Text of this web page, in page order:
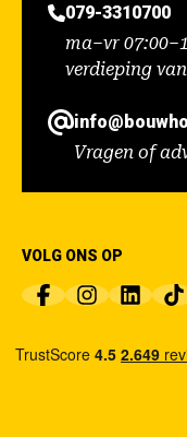
079-3310700
ma–vr
verdieping
Vragen of
VOLG ONS OP